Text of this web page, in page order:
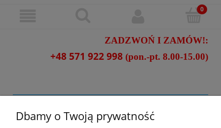
ZADZWOŃ I ZAMÓW!:
+48 571 922 998 (pon.-pt. 8.00-15.00)
Dbamy o Twoją prywatność